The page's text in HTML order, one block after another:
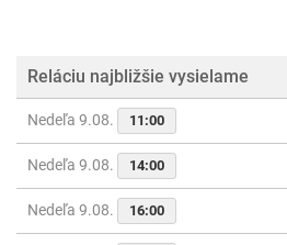
Reláciu najbližšie vysielame
Nedeľa 9.08. 11:00
Nedeľa 9.08. 14:00
Nedeľa 9.08. 16:00